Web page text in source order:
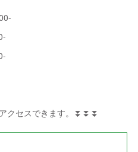
クセスできます。⏬⏬⏬